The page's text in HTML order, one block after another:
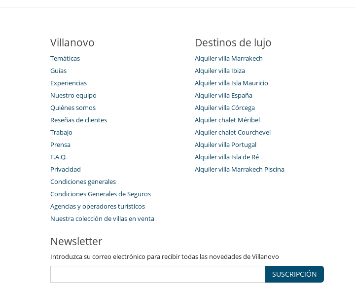
Villanovo
Temáticas
Guías
Experiencias
Nuestro equipo
Quiénes somos
Reseñas de clientes
Trabajo
Prensa
F.A.Q.
Privacidad
Condiciones generales
Condiciones Generales de Seguros
Agencias y operadores turísticos
Nuestra colección de villas en venta
Destinos de lujo
Alquiler villa Marrakech
Alquiler villa Ibiza
Alquiler villa Isla Mauricio
Alquiler villa España
Alquiler villa Córcega
Alquiler chalet Méribel
Alquiler chalet Courchevel
Alquiler villa Portugal
Alquiler villa Isla de Ré
Alquiler villa Marrakech Piscina
Newsletter
Introduzca su correo electrónico para recibir todas las novedades de Villanovo
SUSCRIPCIÓN